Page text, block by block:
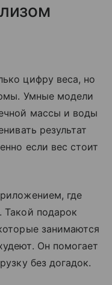
цифру веса, но
Умные модели
массы и воды
результат
если вес стоит
где
Такой подарок
занимаются
Он помогает
без догадок.